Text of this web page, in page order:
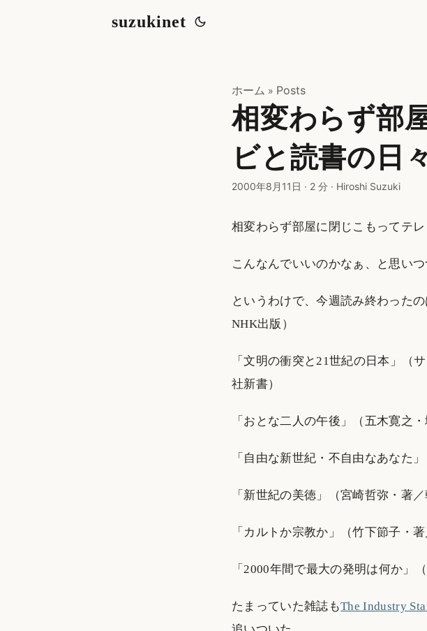
suzukinet
ホーム » Posts
相変わらず部
ビと読書の日々
2000年8月11日 · 2 分 · Hiroshi Suzuki
相変わらず部屋に閉じこもってテレ
こんなんでいいのかなぁ、と思い
というわけで、今週読み終わった
NHK出版）
「文明の衝突と21世紀の日本」（
社新書）
「おとな二人の午後」（五木寛之
「自由な新世紀・不自由なあなた
「新世紀の美徳」（宮崎哲弥・著／
「カルトか宗教か」（竹下節子・著
「2000年間で最大の発明は何か」
たまっていた雑誌もThe Industry